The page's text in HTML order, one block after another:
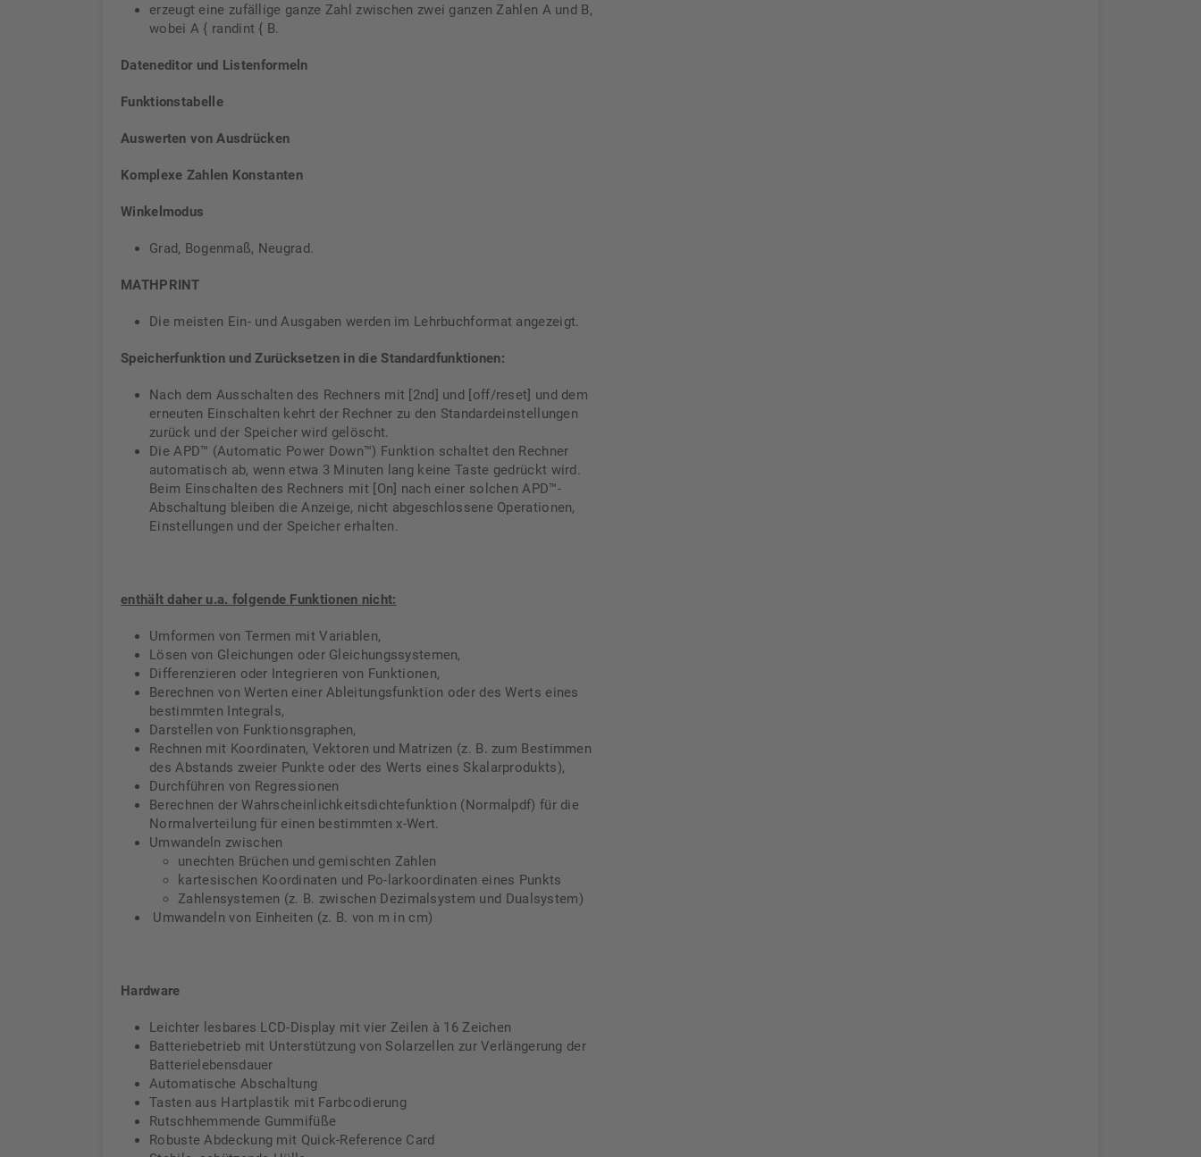
erzeugt eine zufällige ganze Zahl zwischen zwei ganzen Zahlen A und B,
wobei A { randint { B.
Dateneditor und Listenformeln
Funktionstabelle
Auswerten von Ausdrücken
Komplexe Zahlen Konstanten
Winkelmodus
Grad, Bogenmaß, Neugrad.
MATHPRINT
Die meisten Ein- und Ausgaben werden im Lehrbuchformat angezeigt.
Speicherfunktion und Zurücksetzen in die Standardfunktionen:
Nach dem Ausschalten des Rechners mit [2nd] und [off/reset] und dem
erneuten Einschalten kehrt der Rechner zu den Standardeinstellungen
zurück und der Speicher wird gelöscht.
Die APD™ (Automatic Power Down™) Funktion schaltet den Rechner
automatisch ab, wenn etwa 3 Minuten lang keine Taste gedrückt wird.
Beim Einschalten des Rechners mit [On] nach einer solchen APD™-
Abschaltung bleiben die Anzeige, nicht abgeschlossene Operationen,
Einstellungen und der Speicher erhalten.
enthält daher u.a. folgende Funktionen nicht:
Umformen von Termen mit Variablen,
Lösen von Gleichungen oder Gleichungssystemen,
Differenzieren oder Integrieren von Funktionen,
Berechnen von Werten einer Ableitungsfunktion oder des Werts eines
bestimmten Integrals,
Darstellen von Funktionsgraphen,
Rechnen mit Koordinaten, Vektoren und Matrizen (z. B. zum Bestimmen
des Abstands zweier Punkte oder des Werts eines Skalarprodukts),
Durchführen von Regressionen
Berechnen der Wahrscheinlichkeitsdichtefunktion (Normalpdf) für die
Normalverteilung für einen bestimmten x-Wert.
Umwandeln zwischen
unechten Brüchen und gemischten Zahlen
kartesischen Koordinaten und Po-larkoordinaten eines Punkts
Zahlensystemen (z. B. zwischen Dezimalsystem und Dualsystem)
Umwandeln von Einheiten (z. B. von m in cm)
Hardware
Leichter lesbares LCD-Display mit vier Zeilen à 16 Zeichen
Batteriebetrieb mit Unterstützung von Solarzellen zur Verlängerung der
Batterielebensdauer
Automatische Abschaltung
Tasten aus Hartplastik mit Farbcodierung
Rutschhemmende Gummifüße
Robuste Abdeckung mit Quick-Reference Card